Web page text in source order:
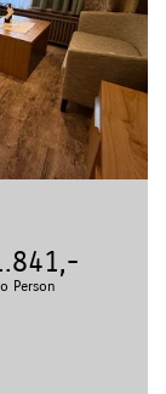
Person